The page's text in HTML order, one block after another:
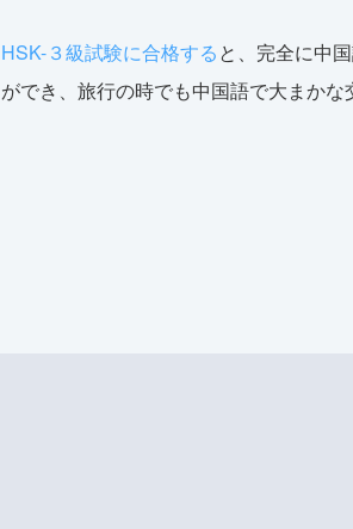
HSK-３級試験に合格すると、完全に中
ができ、旅行の時でも中国語で大まかな